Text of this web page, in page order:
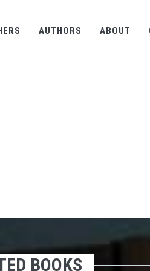
AUTHORS ABOUT
BOOKS